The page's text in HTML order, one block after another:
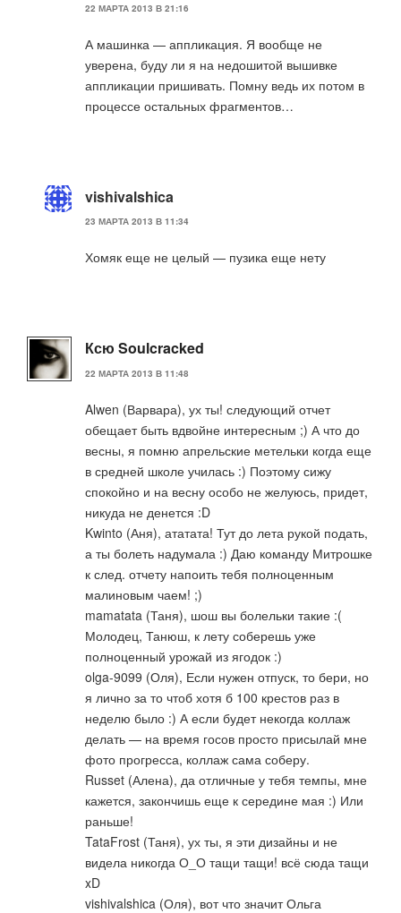
22 МАРТА 2013 В 21:16
А машинка — аппликация. Я вообще не
уверена, буду ли я на недошитой вышивке
аппликации пришивать. Помну ведь их потом в
процессе остальных фрагментов…
vishivalshica
23 МАРТА 2013 В 11:34
Хомяк еще не целый — пузика еще нету
Ксю Soulcracked
22 МАРТА 2013 В 11:48
Alwen (Варвара), ух ты! следующий отчет
обещает быть вдвойне интересным ;) А что до
весны, я помню апрельские метельки когда еще
в средней школе училась :) Поэтому сижу
спокойно и на весну особо не желуюсь, придет,
никуда не денется :D
Kwinto (Аня), ататата! Тут до лета рукой подать,
а ты болеть надумала :) Даю команду Митрошке
к след. отчету напоить тебя полноценным
малиновым чаем! ;)
mamatata (Таня), шош вы болельки такие :(
Молодец, Танюш, к лету соберешь уже
полноценный урожай из ягодок :)
olga-9099 (Оля), Если нужен отпуск, то бери, но
я лично за то чтоб хотя б 100 крестов раз в
неделю было :) А если будет некогда коллаж
делать — на время госов просто присылай мне
фото прогресса, коллаж сама соберу.
Russet (Алена), да отличные у тебя темпы, мне
кажется, закончишь еще к середине мая :) Или
раньше!
TataFrost (Таня), ух ты, я эти дизайны и не
видела никогда О_О тащи тащи! всё сюда тащи
xD
vishivalshica (Оля), вот что значит Ольга